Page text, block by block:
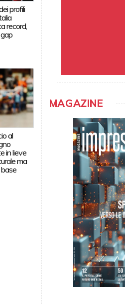
profili
record,
al
in lieve
ma
MAGAZINE